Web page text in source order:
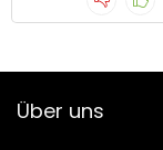
Über uns